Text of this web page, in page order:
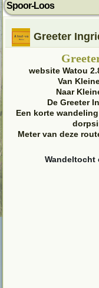
Spoor-Loos
Greeter
website Watou
Van
Naar
De Greeter
Een korte
Meter van deze
Wandeltocht